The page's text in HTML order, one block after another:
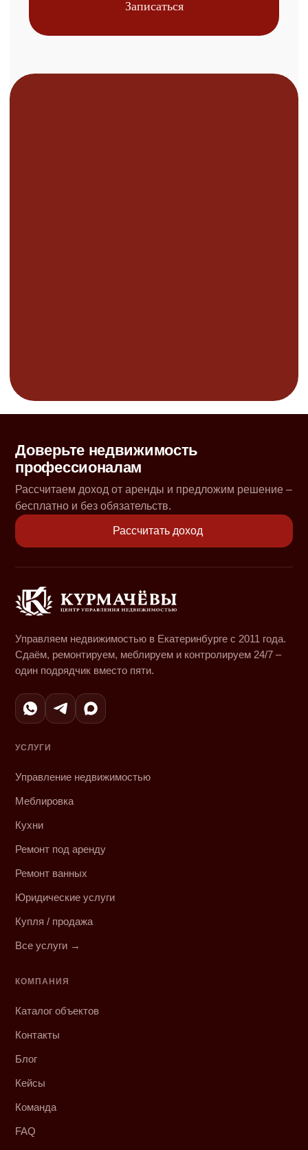
Доверьте недвижимость
профессионалам
Рассчитаем доход от аренды и предложим решение –
бесплатно и без обязательств.
Рассчитать доход
Управляем недвижимостью в Екатеринбурге с 2011 года.
Сдаём, ремонтируем, меблируем и контролируем 24/7 –
один подрядчик вместо пяти.
УСЛУГИ
Управление недвижимостью
Меблировка
Кухни
Ремонт под аренду
Ремонт ванных
Юридические услуги
Купля / продажа
Все услуги →
КОМПАНИЯ
Каталог объектов
Контакты
Блог
Кейсы
Команда
FAQ